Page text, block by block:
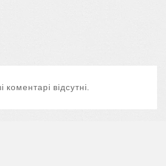
коментарі відсутні.